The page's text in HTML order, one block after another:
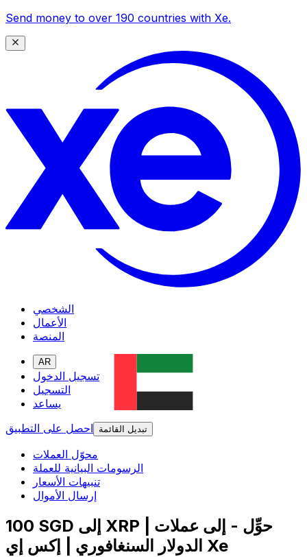
Send money to over 190 countries with Xe.
الشخصي
الأعمال
المنصة
AR
تسجيل الدخول
التسجيل
يساعد
احصل على التطبيق
تبديل القائمة
محوّل العملات
الرسومات البيانية للعملة
تنبيهات الأسعار
إرسال الأموال
100 SGD إلى XRP | حوِّل - إلى عملات
الدولار السنغافوري | إكس إي Xe